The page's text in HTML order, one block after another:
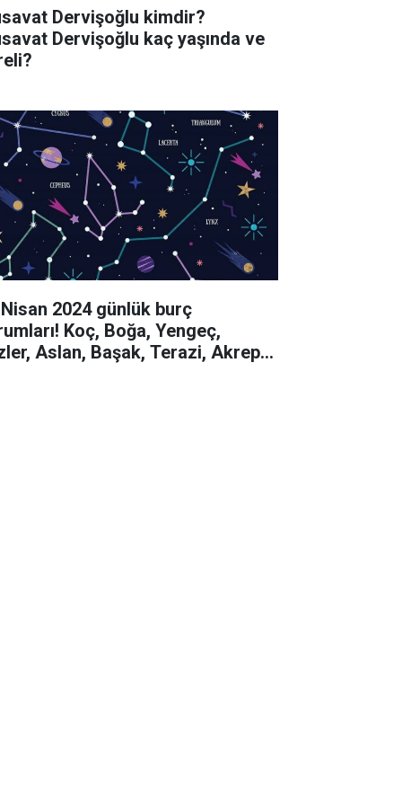
Dervişoğlu kimdir?
Dervişoğlu kaç yaşında ve
2024 günlük burç
Koç, Boğa, Yengeç,
Aslan, Başak, Terazi, Akrep,